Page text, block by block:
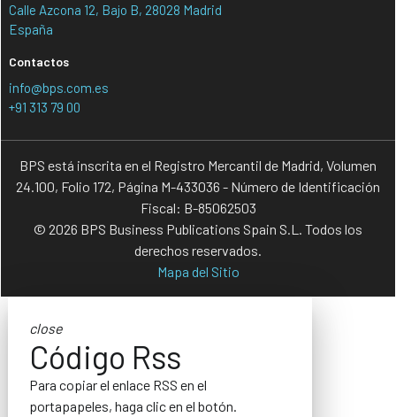
Calle Azcona 12, Bajo B, 28028 Madrid
España
Contactos
info@bps.com.es
+91 313 79 00
BPS está inscrita en el Registro Mercantil de Madrid, Volumen
24.100, Folio 172, Página M-433036 - Número de Identificación
Fiscal: B-85062503
© 2026 BPS Business Publications Spain S.L. Todos los
derechos reservados.
Mapa del Sitio
close
Código Rss
Para copiar el enlace RSS en el
portapapeles, haga clic en el botón.